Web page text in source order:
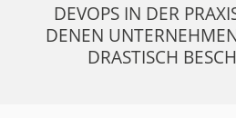
DEVOPS IN DER
DENEN
DRASTISCH